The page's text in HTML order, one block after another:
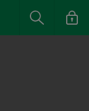
Rechercher
Se